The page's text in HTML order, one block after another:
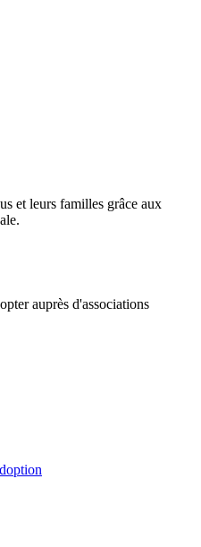
et leurs familles grâce aux
auprès d'associations